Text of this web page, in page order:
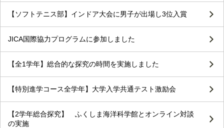
【ソフトテニス部】インドア大会に男子が出場し3位入賞
JICA国際協力プログラムに参加しました
【全1学年】総合的な探究の時間を実施しました
【特別進学コース全学年】大学入学共通テスト激励会
【2学年総合探究】 ふくしま海洋科学館とオンライン対談
の実施